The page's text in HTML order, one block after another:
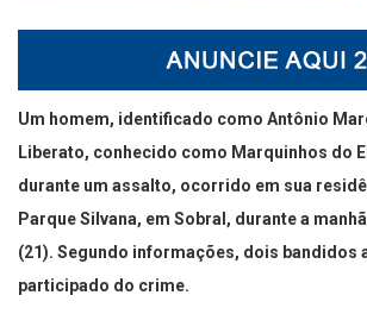
Um homem, identificado como Antônio
Liberato, conhecido como Marquinhos do
durante um assalto, ocorrido em sua
Parque Silvana, em Sobral, durante a
(21). Segundo informações, dois bandidos
participado do crime.